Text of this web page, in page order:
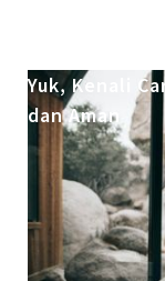
Yuk, Kenali
dan Aman